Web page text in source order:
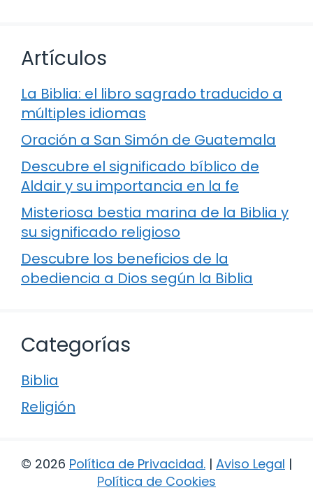
Artículos
La Biblia: el libro sagrado traducido a
múltiples idiomas
Oración a San Simón de Guatemala
Descubre el significado bíblico de
Aldair y su importancia en la fe
Misteriosa bestia marina de la Biblia y
su significado religioso
Descubre los beneficios de la
obediencia a Dios según la Biblia
Categorías
Biblia
Religión
© 2026 Política de Privacidad. | Aviso Legal |
Política de Cookies